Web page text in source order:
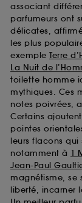
associant
parfumeurs ont
délicates,
les plus
exemple Terre
La Nuit de
toilette homme
mythiques. Ces
notes poivrées,
Certains
pointes
leurs flacons qui
notamment à 1
Jean-Paul
magnétisme, se
liberté, incarner